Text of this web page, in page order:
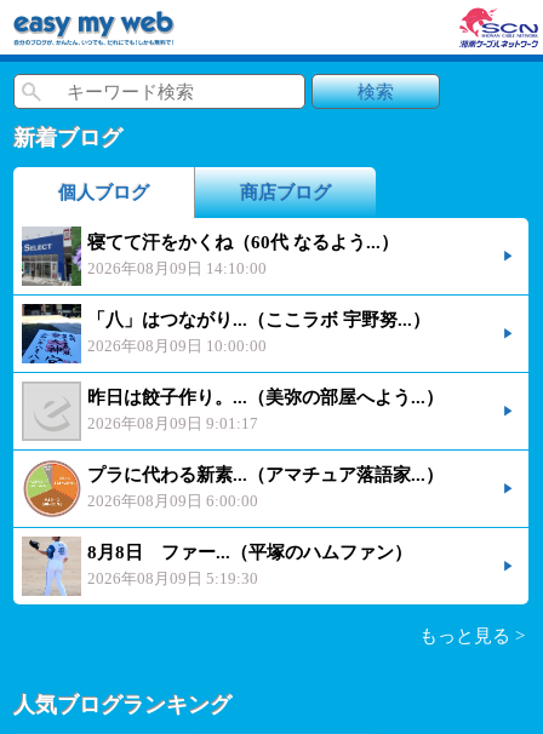
新着ブログ
個人ブログ 商店ブログ
寝てて汗をかくね（60代 なるよう...）
2026年08月09日 14:10:00
「八」はつながり...（ここラボ 宇野努...）
2026年08月09日 10:00:00
昨日は餃子作り。...（美弥の部屋へよう...）
2026年08月09日 9:01:17
プラに代わる新素...（アマチュア落語家...）
2026年08月09日 6:00:00
8月8日 ファー...（平塚のハムファン）
2026年08月09日 5:19:30
もっと見る >
人気ブログランキング